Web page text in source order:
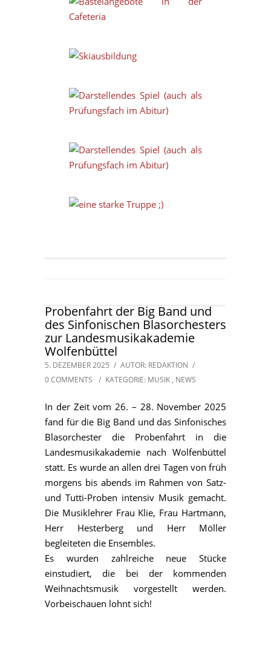
Probenfahrt der Big Band und
des Sinfonischen Blasorchesters
zur Landesmusikakademie
Wolfenbüttel
5. DEZEMBER 2025 / AUTOR: REDAKTION /
0 COMMENTS
/ KATEGORIE: MUSIK , NEWS
In der Zeit vom 26. – 28. November 2025
fand für die Big Band und das Sinfonisches
Blasorchester die Probenfahrt in die
Landesmusikakademie nach Wolfenbüttel
statt. Es wurde an allen drei Tagen von früh
morgens bis abends im Rahmen von Satz-
und Tutti-Proben intensiv Musik gemacht.
Die Musiklehrer Frau Klie, Frau Hartmann,
Herr Hesterberg und Herr Möller
begleiteten die Ensembles.
Es wurden zahlreiche neue Stücke
einstudiert, die bei der kommenden
Weihnachtsmusik vorgestellt werden.
Vorbeischauen lohnt sich!